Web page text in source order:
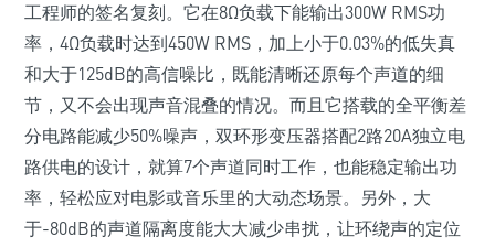
工程师的签名复刻。它在8Ω负载下能输出300W RMS功
率，4Ω负载时达到450W RMS，加上小于0.03%的低失真
和大于125dB的高信噪比，既能清晰还原每个声道的细
节，又不会出现声音混叠的情况。而且它搭载的全平衡差
分电路能减少50%噪声，双环形变压器搭配2路20A独立电
路供电的设计，就算7个声道同时工作，也能稳定输出功
率，轻松应对电影或音乐里的大动态场景。另外，大
于-80dB的声道隔离度能大大减少串扰，让环绕声的定位